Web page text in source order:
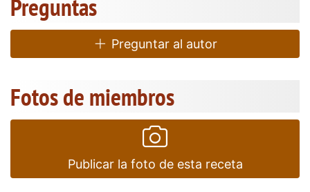
Preguntas
Preguntar al autor
Fotos de miembros
Publicar la foto de esta receta